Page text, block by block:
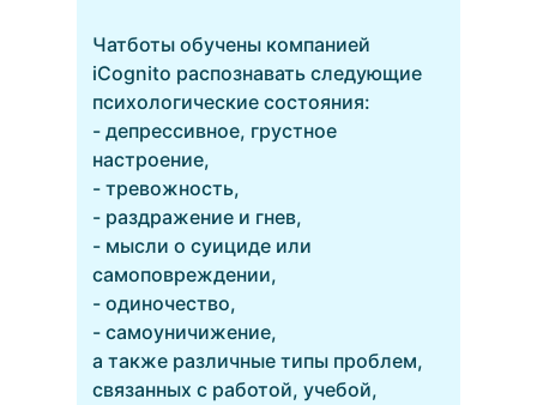
Чатботы обучены компанией
iCognito распознавать следующие
психологические состояния:
- депрессивное, грустное
настроение,
- тревожность,
- раздражение и гнев,
- мысли о суициде или
самоповреждении,
- одиночество,
- самоуничижение,
а также различные типы проблем,
связанных с работой, учебой,